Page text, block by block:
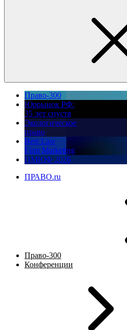
Право-300
Юррынок РФ:
35 лет спустя
Экологическое
право
Best Law
Firm Marketing
ПМЮФ 2026
ПРАВО.ru
Право-300
Конференции